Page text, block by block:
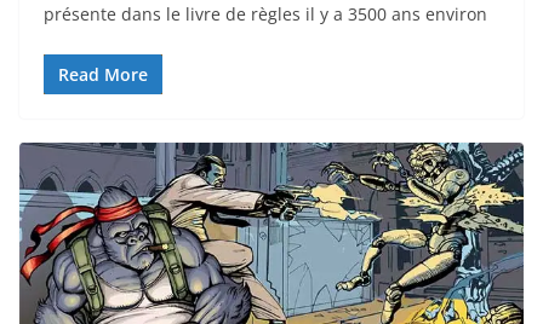
présente dans le livre de règles il y a 3500 ans environ
Read More